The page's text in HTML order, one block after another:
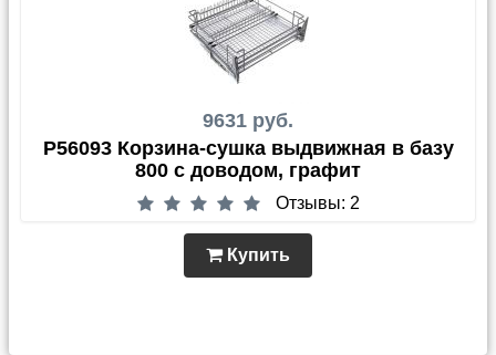
9631 руб.
P56093 Корзина-сушка выдвижная в базу
800 с доводом, графит
Отзывы: 2
Купить